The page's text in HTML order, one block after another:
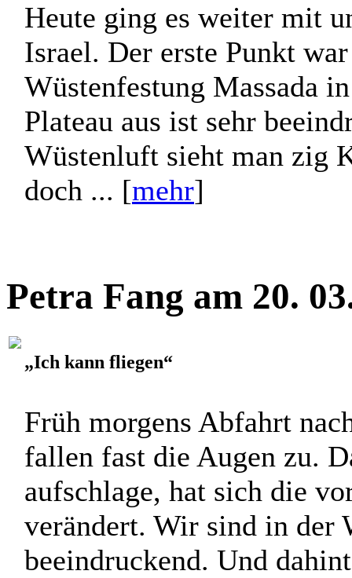
Heute ging es weiter mit
Israel. Der erste Punkt
Wüstenfestung Massada
Plateau aus ist sehr
Wüstenluft sieht man zig
doch ... [mehr]
Petra Fang am 20.
„Ich kann fliegen“
Früh morgens Abfahrt
fallen fast die Augen zu.
aufschlage, hat sich die
verändert. Wir sind in der
beeindruckend. Und